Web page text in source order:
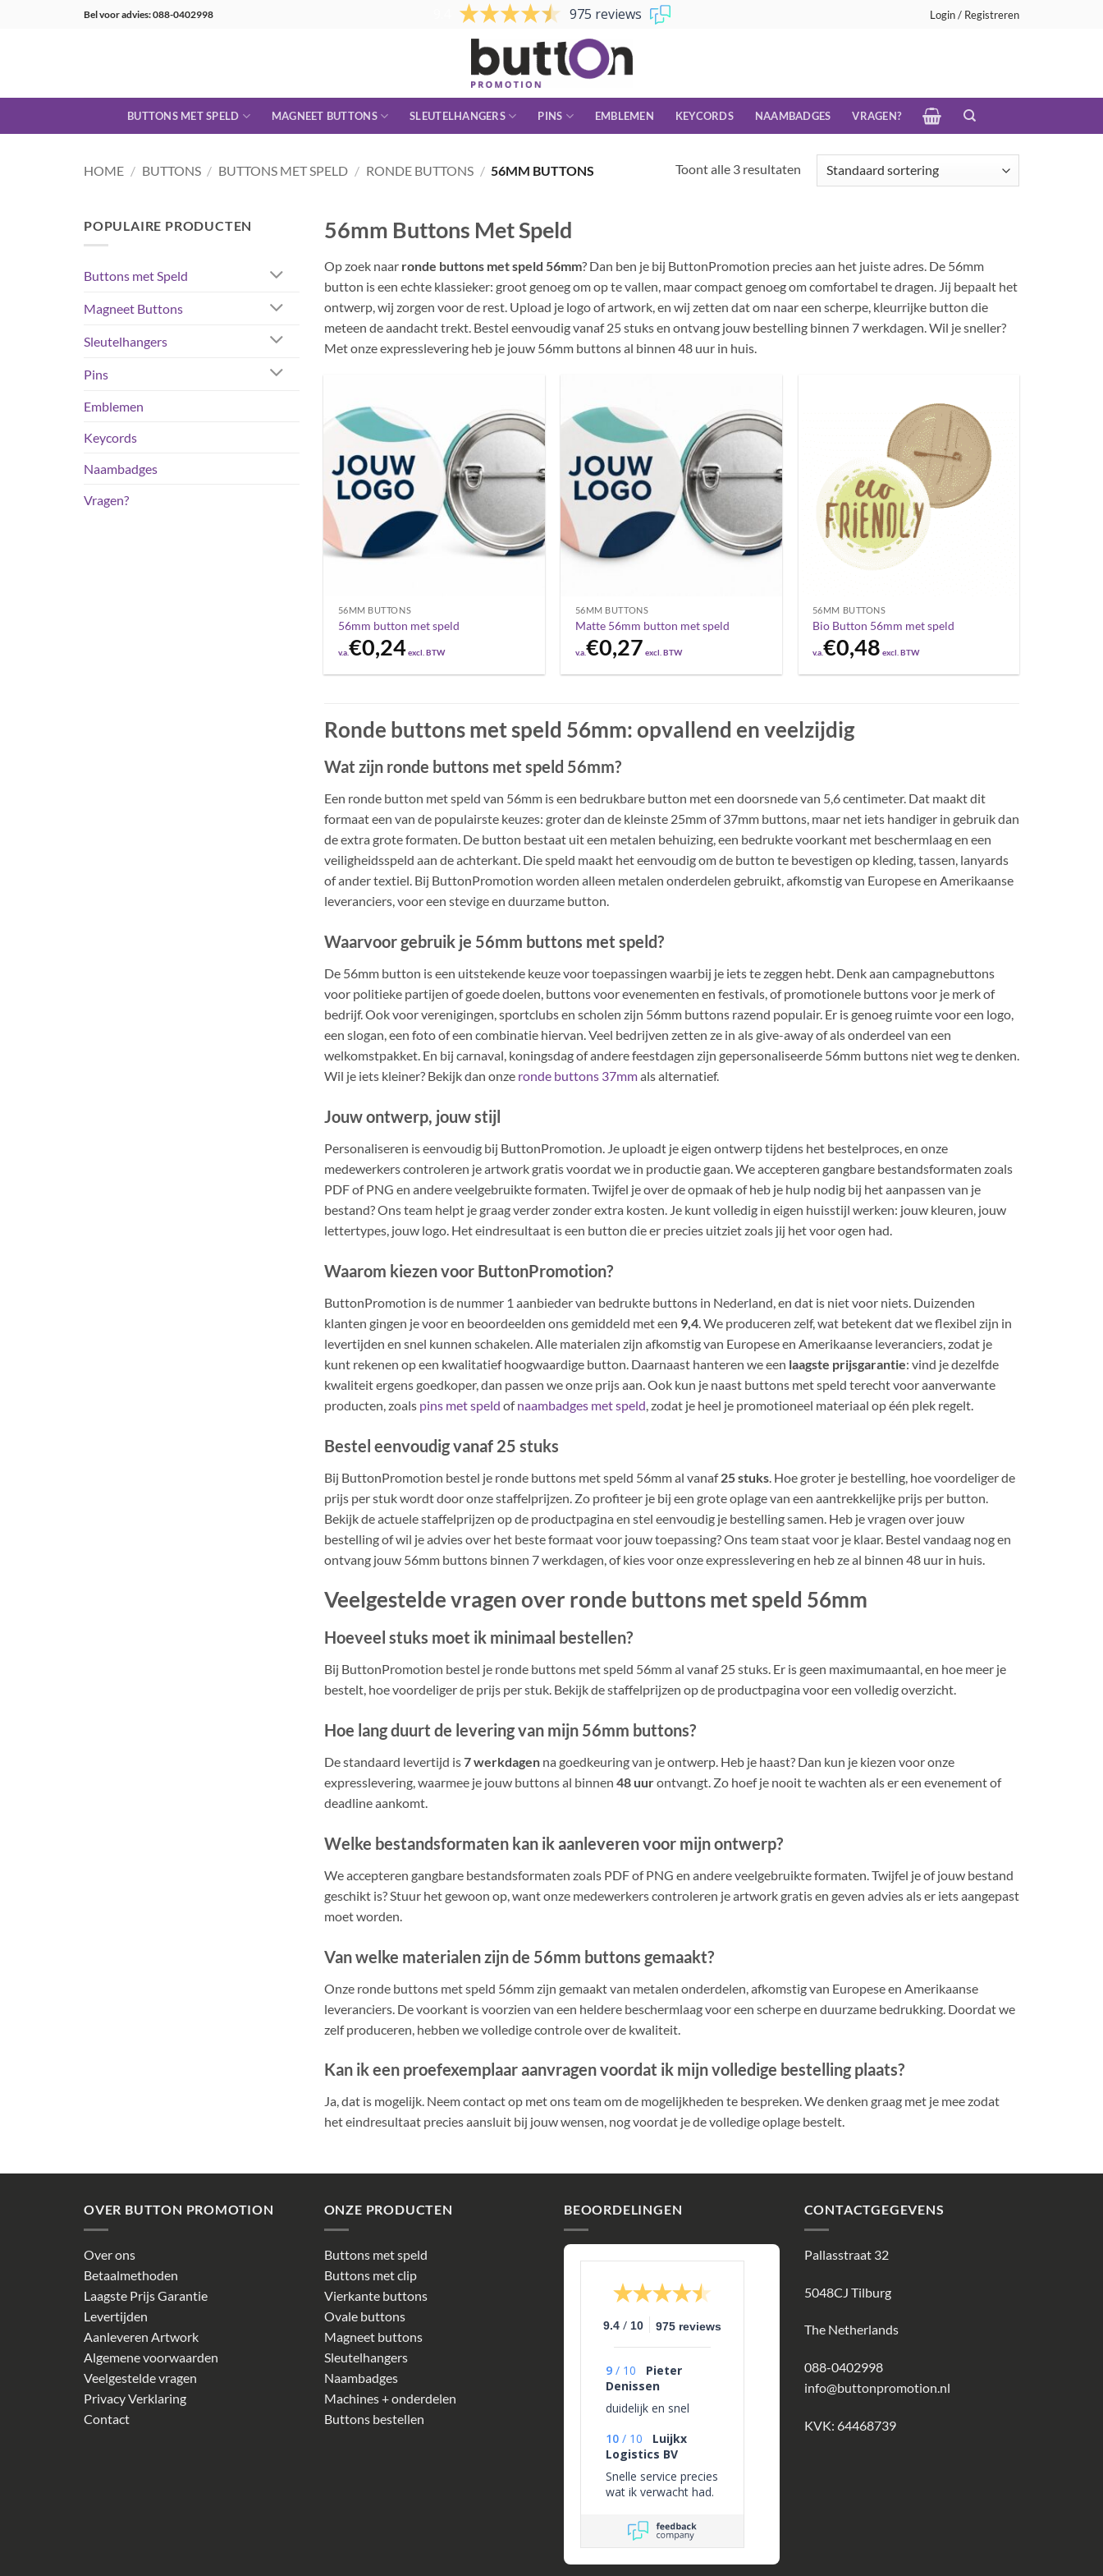
Bel voor advies: 088-0402998 975 reviews Login / Registreren
BUTTONS MET SPELD MAGNEET BUTTONS SLEUTELHANGERS PINS EMBLEMEN KEYCORDS NAAMBADGES VRAGEN?
HOME / BUTTONS / BUTTONS MET SPELD / RONDE BUTTONS / 56MM BUTTONS Toont alle 3 resultaten
POPULAIRE PRODUCTEN
Buttons met Speld
Magneet Buttons
Sleutelhangers
Pins
Emblemen
Keycords
Naambadges
Vragen?
56mm Buttons Met Speld
Op zoek naar ronde buttons met speld 56mm? Dan ben je bij ButtonPromotion precies aan het juiste adres. De 56mm
button is een echte klassieker: groot genoeg om op te vallen, maar compact genoeg om comfortabel te dragen. Jij bepaalt het
ontwerp, wij zorgen voor de rest. Upload je logo of artwork, en wij zetten dat om naar een scherpe, kleurrijke button die
meteen de aandacht trekt. Bestel eenvoudig vanaf 25 stuks en ontvang jouw bestelling binnen 7 werkdagen. Wil je sneller?
Met onze expresslevering heb je jouw 56mm buttons al binnen 48 uur in huis.
56MM BUTTONS
56mm button met speld
v.a.€0,24excl. BTW
56MM BUTTONS
Matte 56mm button met speld
v.a.€0,27 excl. BTW
56MM BUTTONS
Bio Button 56mm met speld
v.a.€0,48 excl. BTW
Ronde buttons met speld 56mm: opvallend en veelzijdig
Wat zijn ronde buttons met speld 56mm?
Een ronde button met speld van 56mm is een bedrukbare button met een doorsnede van 5,6 centimeter. Dat maakt dit
formaat een van de populairste keuzes: groter dan de kleinste 25mm of 37mm buttons, maar net iets handiger in gebruik dan
de extra grote formaten. De button bestaat uit een metalen behuizing, een bedrukte voorkant met beschermlaag en een
veiligheidsspeld aan de achterkant. Die speld maakt het eenvoudig om de button te bevestigen op kleding, tassen, lanyards
of ander textiel. Bij ButtonPromotion worden alleen metalen onderdelen gebruikt, afkomstig van Europese en Amerikaanse
leveranciers, voor een stevige en duurzame button.
Waarvoor gebruik je 56mm buttons met speld?
De 56mm button is een uitstekende keuze voor toepassingen waarbij je iets te zeggen hebt. Denk aan campagnebuttons
voor politieke partijen of goede doelen, buttons voor evenementen en festivals, of promotionele buttons voor je merk of
bedrijf. Ook voor verenigingen, sportclubs en scholen zijn 56mm buttons razend populair. Er is genoeg ruimte voor een logo,
een slogan, een foto of een combinatie hiervan. Veel bedrijven zetten ze in als give-away of als onderdeel van een
welkomstpakket. En bij carnaval, koningsdag of andere feestdagen zijn gepersonaliseerde 56mm buttons niet weg te denken.
Wil je iets kleiner? Bekijk dan onze ronde buttons 37mmals alternatief.
Jouw ontwerp, jouw stijl
Personaliseren is eenvoudig bij ButtonPromotion. Je uploadt je eigen ontwerp tijdens het bestelproces, en onze
medewerkers controleren je artwork gratis voordat we in productie gaan. We accepteren gangbare bestandsformaten zoals
PDF of PNG en andere veelgebruikte formaten. Twijfel je over de opmaak of heb je hulp nodig bij het aanpassen van je
bestand? Ons team helpt je graag verder zonder extra kosten. Je kunt volledig in eigen huisstijl werken: jouw kleuren, jouw
lettertypes, jouw logo. Het eindresultaat is een button die er precies uitziet zoals jij het voor ogen had.
Waarom kiezen voor ButtonPromotion?
ButtonPromotion is de nummer 1 aanbieder van bedrukte buttons in Nederland, en dat is niet voor niets. Duizenden
klanten gingen je voor en beoordeelden ons gemiddeld met een 9,4. We produceren zelf, wat betekent dat we flexibel zijn in
levertijden en snel kunnen schakelen. Alle materialen zijn afkomstig van Europese en Amerikaanse leveranciers, zodat je
kunt rekenen op een kwalitatief hoogwaardige button. Daarnaast hanteren we een laagste prijsgarantie: vind je dezelfde
kwaliteit ergens goedkoper, dan passen we onze prijs aan. Ook kun je naast buttons met speld terecht voor aanverwante
producten, zoals pins met speld ofnaambadges met speld, zodat je heel je promotioneel materiaal op één plek regelt.
Bestel eenvoudig vanaf 25 stuks
Bij ButtonPromotion bestel je ronde buttons met speld 56mm al vanaf25 stuks. Hoe groter je bestelling, hoe voordeliger de
prijs per stuk wordt door onze staffelprijzen. Zo profiteer je bij een grote oplage van een aantrekkelijke prijs per button.
Bekijk de actuele staffelprijzen op de productpagina en stel eenvoudig je bestelling samen. Heb je vragen over jouw
bestelling of wil je advies over het beste formaat voor jouw toepassing? Ons team staat voor je klaar. Bestel vandaag nog en
ontvang jouw 56mm buttons binnen 7 werkdagen, of kies voor onze expresslevering en heb ze al binnen 48 uur in huis.
Veelgestelde vragen over ronde buttons met speld 56mm
Hoeveel stuks moet ik minimaal bestellen?
Bij ButtonPromotion bestel je ronde buttons met speld 56mm al vanaf 25 stuks. Er is geen maximumaantal, en hoe meer je
bestelt, hoe voordeliger de prijs per stuk. Bekijk de staffelprijzen op de productpagina voor een volledig overzicht.
Hoe lang duurt de levering van mijn 56mm buttons?
De standaard levertijd is7 werkdagenna goedkeuring van je ontwerp. Heb je haast? Dan kun je kiezen voor onze
expresslevering, waarmee je jouw buttons al binnen 48 uurontvangt. Zo hoef je nooit te wachten als er een evenement of
deadline aankomt.
Welke bestandsformaten kan ik aanleveren voor mijn ontwerp?
We accepteren gangbare bestandsformaten zoals PDF of PNG en andere veelgebruikte formaten. Twijfel je of jouw bestand
geschikt is? Stuur het gewoon op, want onze medewerkers controleren je artwork gratis en geven advies als er iets aangepast
moet worden.
Van welke materialen zijn de 56mm buttons gemaakt?
Onze ronde buttons met speld 56mm zijn gemaakt van metalen onderdelen, afkomstig van Europese en Amerikaanse
leveranciers. De voorkant is voorzien van een heldere beschermlaag voor een scherpe en duurzame bedrukking. Doordat we
zelf produceren, hebben we volledige controle over de kwaliteit.
Kan ik een proefexemplaar aanvragen voordat ik mijn volledige bestelling plaats?
Ja, dat is mogelijk. Neem contact op met ons team om de mogelijkheden te bespreken. We denken graag met je mee zodat
het eindresultaat precies aansluit bij jouw wensen, nog voordat je de volledige oplage bestelt.
OVER BUTTON PROMOTION
Over ons
Betaalmethoden
Laagste Prijs Garantie
Levertijden
Aanleveren Artwork
Algemene voorwaarden
Veelgestelde vragen
Privacy Verklaring
Contact
ONZE PRODUCTEN
Buttons met speld
Buttons met clip
Vierkante buttons
Ovale buttons
Magneet buttons
Sleutelhangers
Naambadges
Machines + onderdelen
Buttons bestellen
BEOORDELINGEN
9.4 / 10 975 reviews
9 / 10
Pieter
Denissen
duidelijk en snel
10 / 10
Luijkx
Logistics BV
Snelle service precies
wat ik verwacht had.
CONTACTGEGEVENS
Pallasstraat 32
5048CJ Tilburg
The Netherlands
088-0402998
info@buttonpromotion.nl
KVK: 64468739